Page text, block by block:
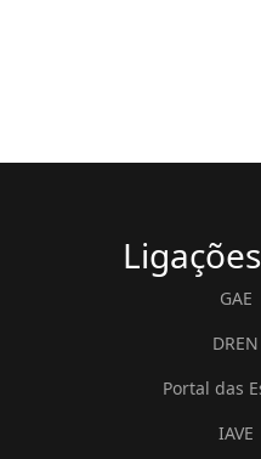
Ligações
GAE
DREN
Portal das
IAVE